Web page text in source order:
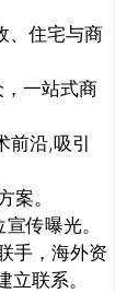
、住宅与商
一站式商
沿,吸引
案。
传曝光。
手，海外资
立联系。